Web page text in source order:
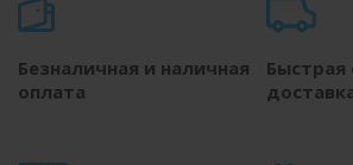
Безналичная и наличная
оплата
Быстрая